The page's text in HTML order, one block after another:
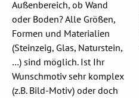
Außenbereich, ob Wand
oder Boden? Alle Größen,
Formen und Materialien
(Steinzeig, Glas, Naturstein,
…) sind möglich. Ist Ihr
Wunschmotiv sehr komplex
(z.B. Bild-Motiv) oder doch